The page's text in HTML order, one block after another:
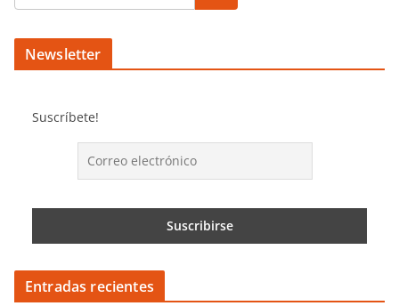
Newsletter
Suscríbete!
Entradas recientes